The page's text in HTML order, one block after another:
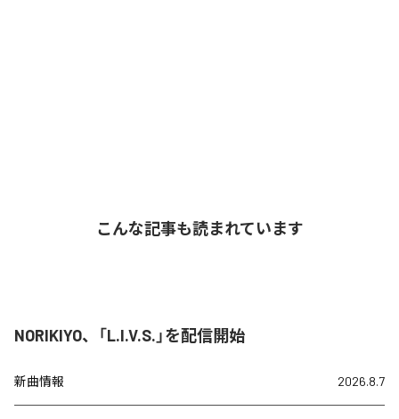
こんな記事も読まれています
NORIKIYO、「L.I.V.S.」を配信開始
新曲情報 2026.8.7